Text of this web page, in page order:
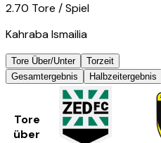
2.70 Tore / Spiel
Kahraba Ismailia
Tore Über/Unter
Torzeit
Gesamtergebnis
Halbzeitergebnis
Tore
über